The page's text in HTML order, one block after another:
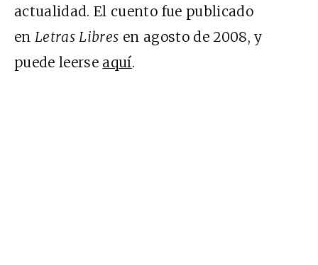
actualidad. El cuento fue publicado
enLetras Libres en agosto de 2008, y
puede leerse aquí.